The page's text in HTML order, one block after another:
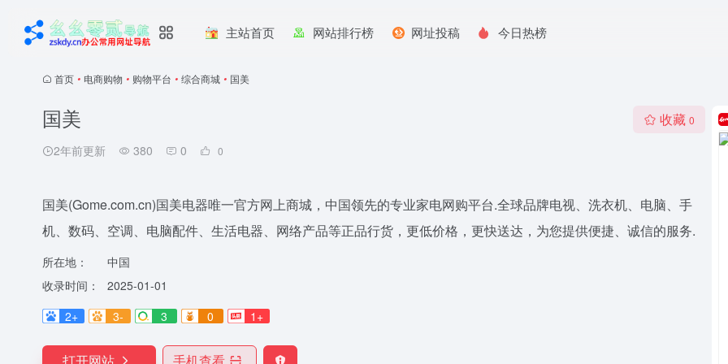
主站首页 网站排行榜 网址投稿 今日热榜
首页 • 电商购物 • 购物平台 • 综合商城 • 国美
国美
2年前更新 380 0 0
收藏 0
国美(Gome.com.cn)国美电器唯一官方网上商城，中国领先的专业家电网购平台.全球品牌电视、洗衣机、电脑、手
机、数码、空调、电脑配件、生活电器、网络产品等正品行货，更低价格，更快送达，为您提供便捷、诚信的服务.
所在地：
中国
收录时间：
2025-01-01
2+
3- 3 0 1+